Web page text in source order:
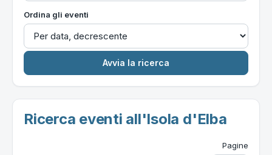
Ordina gli eventi
Ricerca eventi all'Isola d'Elba
Pagine